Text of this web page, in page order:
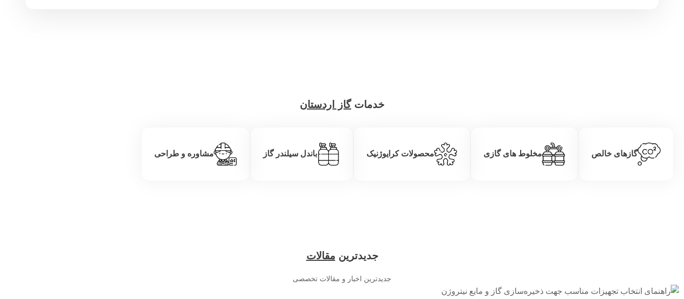
خدماتگاز اردستان
گازهای خالص مخلوط های گازی محصولات کرایوژنیک باندل سیلندر گاز مشاوره و طراحی
جدیدترین مقالات
جدیدترین اخبار و مقالات تخصصی